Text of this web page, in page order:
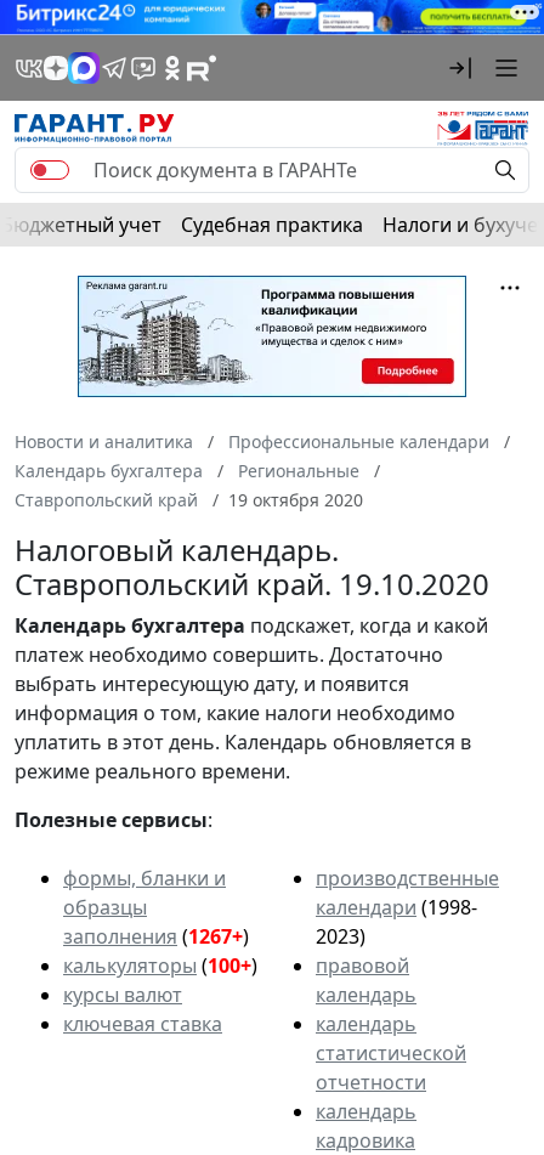
Бюджетный учет Судебная практика Налоги и
Новости и аналитика
Профессиональные календари
Календарь бухгалтера
Региональные
Ставропольский край
19 октября 2020
Налоговый календарь.
Ставропольский край. 19.10.2020
Календарьбухгалтера подскажет, когда и какой
платеж необходимо совершить. Достаточно
выбрать интересующую дату, и появится
информация о том, какие налоги необходимо
уплатить в этот день. Календарь обновляется в
режиме реального времени.
Полезные сервисы:
формы, бланки и
образцы
заполнения (1267+)
калькуляторы (100+)
курсы валют
ключевая ставка
производственные
календари (1998-
2023)
правовой
календарь
календарь
статистической
отчетности
календарь
кадровика